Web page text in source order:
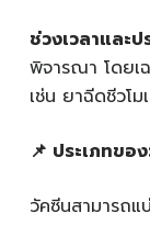
ช่วงเวลาและ
พิจารณา โดยเ
เช่น ยาฉีดชีวโ
📌 ประเภทขอ
วัคซีนสามารถแ